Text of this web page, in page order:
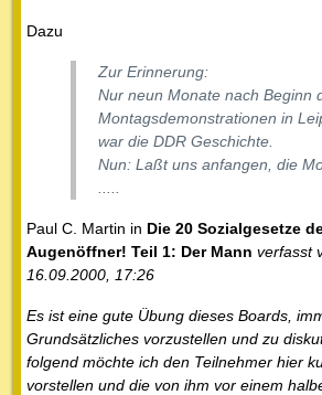
Dazu
Zur Erinnerung:
Nur neun Monate nach Beginn
Montagsdemonstrationen in
war die DDR Geschichte.
Nun: Laßt uns anfangen, die
Paul C. Martin in Die 20 Sozialgesetze
Augenöffner! Teil 1: Der Mann verfasst
16.09.2000, 17:26
Es ist eine gute Übung dieses Boards,
Grundsätzliches vorzustellen und zu
folgend möchte ich den Teilnehmer hier
vorstellen und die von ihm vor einem